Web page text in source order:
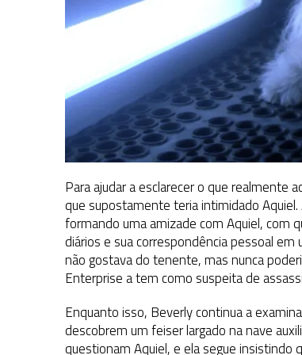
Para ajudar a esclarecer o que realmente
que supostamente teria intimidado
formando uma amizade com Aquiel, com
diários e sua correspondência pessoal
não gostava do tenente, mas nunca
Enterprise a tem como suspeita de
Enquanto isso, Beverly continua a
descobrem um feiser largado na nave
questionam Aquiel, e ela segue insistindo